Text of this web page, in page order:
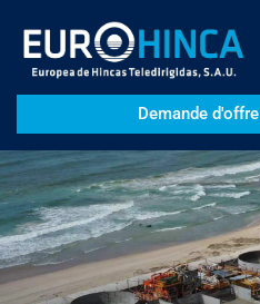
Demande